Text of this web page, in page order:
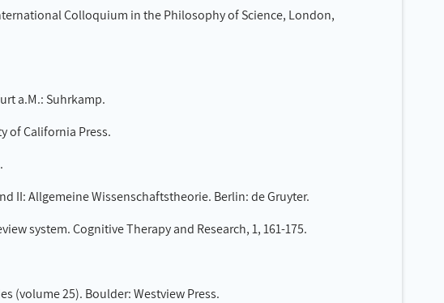
Colloquium in the Philosophy of Science, London,
a.M.: Suhrkamp.
of California Press.
II: Allgemeine Wissenschaftstheorie. Berlin: de Gruyter.
system. Cognitive Therapy and Research, 1, 161-175.
(volume 25). Boulder: Westview Press.